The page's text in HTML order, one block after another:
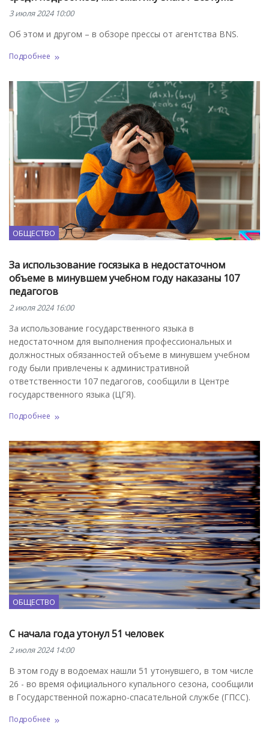
3 июля 2024 10:00
Об этом и другом – в обзоре прессы от агентства BNS.
Подробнее
ОБЩЕСТВО
За использование госязыка в недостаточном
объеме в минувшем учебном году наказаны 107
педагогов
2 июля 2024 16:00
За использование государственного языка в
недостаточном для выполнения профессиональных и
должностных обязанностей объеме в минувшем учебном
году были привлечены к административной
ответственности 107 педагогов, сообщили в Центре
государственного языка (ЦГЯ).
Подробнее
ОБЩЕСТВО
C начала года утонул 51 человек
2 июля 2024 14:00
В этом году в водоемах нашли 51 утонувшего, в том числе
26 - во время официального купального сезона, сообщили
в Государственной пожарно-спасательной службе (ГПСС).
Подробнее